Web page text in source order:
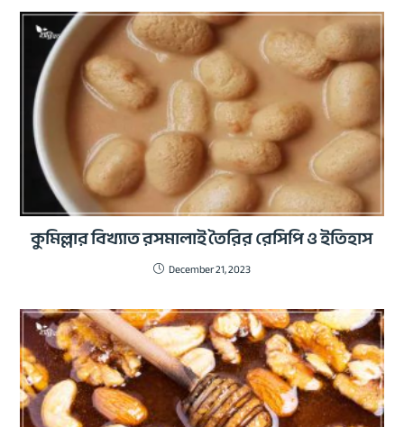
কুমিল্লার বিখ্যাত রসমালাই তৈরির রেসিপি ও ইতিহাস
December 21, 2023